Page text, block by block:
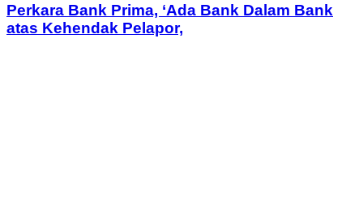
Perkara Bank Prima, ‘Ada Bank Dalam Bank
atas Kehendak Pelapor,